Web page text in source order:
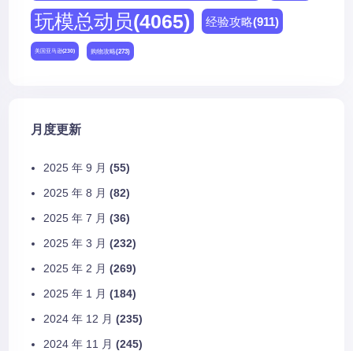
玩模总动员(4065) 经验攻略(911)
美国亚马逊(230) 购物攻略(273)
月度更新
2025 年 9 月 (55)
2025 年 8 月 (82)
2025 年 7 月 (36)
2025 年 3 月 (232)
2025 年 2 月 (269)
2025 年 1 月 (184)
2024 年 12 月 (235)
2024 年 11 月 (245)